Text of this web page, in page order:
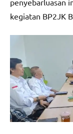
penyebarluasan
kegiatan BP2JK